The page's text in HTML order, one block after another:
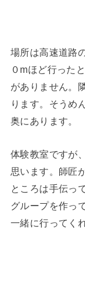
場所は高速道路
０mほど行った
がありません。
ります。そうめ
奥にあります。
体験教室ですが
思います。師匠
ところは手伝っ
グループを作っ
一緒に行ってく